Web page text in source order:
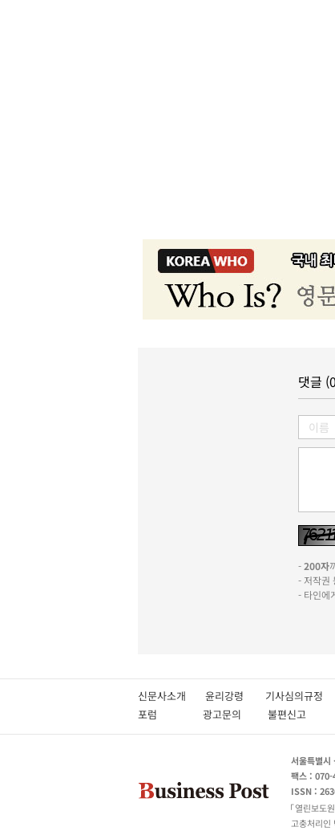
댓글
-200자
- 저작권
- 타인에
신문사소개 윤리강령 기사심의규
포럼
광고문의 불편신고
서울특별시
팩스 :
ISSN :
열린보도
고충처리